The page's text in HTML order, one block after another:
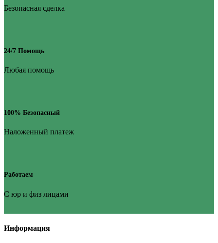
Безопасная сделка
24/7 Помощь
Любая помощь
100% Безопасный
Наложенный платеж
Работаем
С юр и физ лицами
Информация